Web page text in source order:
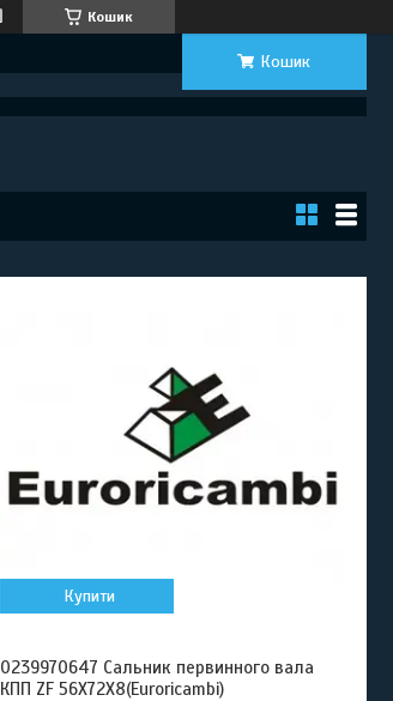
Кошик
Кошик
Купити
0239970647 Сальник первинного вала
КПП ZF 56X72X8(Euroricambi)